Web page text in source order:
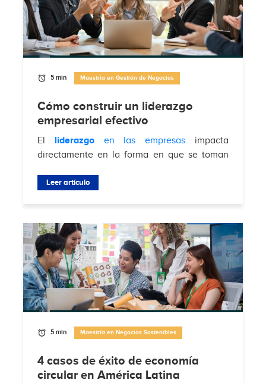
5 min Maestría en Gestión de Negocios
Cómo construir un liderazgo
empresarial efectivo
El liderazgoen las empresas impacta
directamente en la forma en que se toman
enfrentan desafíos del mercado. Según
Leer artículo
5 min Maestría en Negocios Sostenibles
4 casos de éxito de economía
circular en América Latina